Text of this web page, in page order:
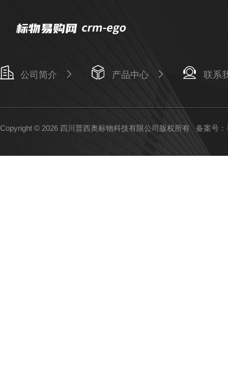
公司简介 产品中心 联系
Copyright © 2026 四川普西奥标物科技有限公司版权所有 备案号：